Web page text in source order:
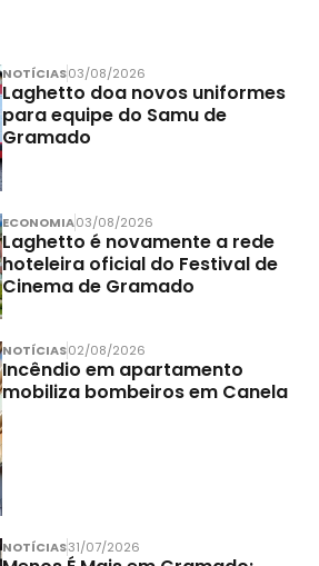
NOTÍCIAS03/08/2026
Laghetto doa novos uniformes
para equipe do Samu de
Gramado
ECONOMIA03/08/2026
Laghetto é novamente a rede
hoteleira oficial do Festival de
Cinema de Gramado
NOTÍCIAS02/08/2026
Incêndio em apartamento
mobiliza bombeiros em Canela
NOTÍCIAS31/07/2026